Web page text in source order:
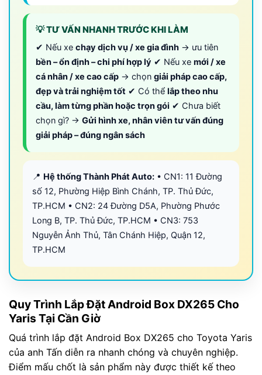
💡 TƯ VẤN NHANH TRƯỚC KHI LÀM
✔ Nếu xe chạy dịch vụ / xe gia đình → ưu tiên
bền – ổn định – chi phí hợp lý ✔ Nếu xe mới / xe
cá nhân / xe cao cấp → chọn giải pháp cao cấp,
đẹp và trải nghiệm tốt ✔ Có thể lắp theo nhu
cầu, làm từng phần hoặc trọn gói ✔ Chưa biết
chọn gì? → Gửi hình xe, nhân viên tư vấn đúng
giải pháp – đúng ngân sách
📍 Hệ thống Thành Phát Auto: • CN1: 11 Đường
số 12, Phường Hiệp Bình Chánh, TP. Thủ Đức,
TP.HCM • CN2: 24 Đường D5A, Phường Phước
Long B, TP. Thủ Đức, TP.HCM • CN3: 753
Nguyễn Ảnh Thủ, Tân Chánh Hiệp, Quận 12,
TP.HCM
Quy Trình Lắp Đặt Android Box DX265 Cho
Yaris Tại Cần Giờ
Quá trình lắp đặt Android Box DX265 cho Toyota Yaris
của anh Tấn diễn ra nhanh chóng và chuyên nghiệp.
Điểm mấu chốt là sản phẩm này được thiết kế theo